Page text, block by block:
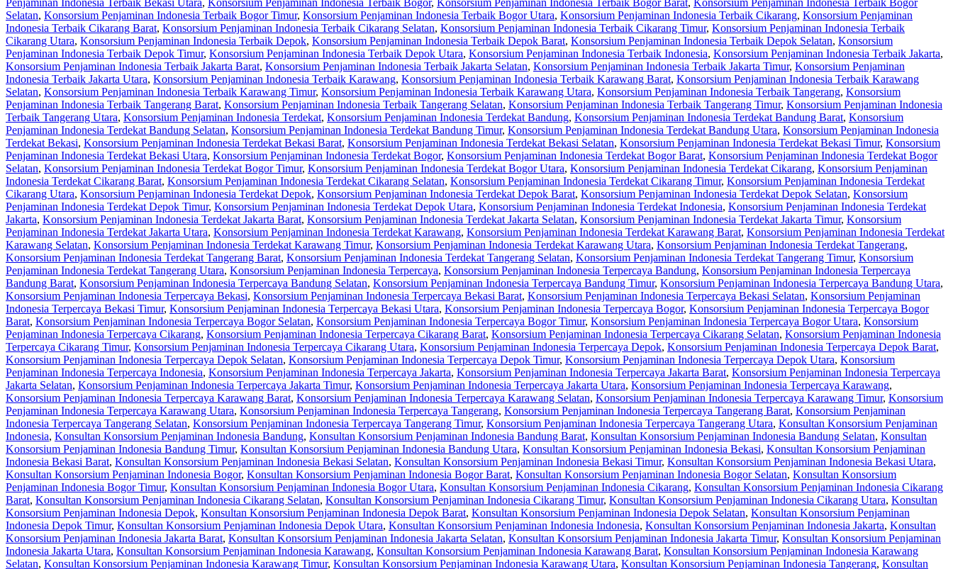
Penjaminan Indonesia Terbaik Bekasi Utara, Konsorsium Penjaminan Indonesia Terbaik Bogor, Konsorsium Penjaminan Indonesia Terbaik Bogor Barat, Konsorsium Penjaminan Indonesia Terbaik Bogor
Selatan, Konsorsium Penjaminan Indonesia Terbaik Bogor Timur, Konsorsium Penjaminan Indonesia Terbaik Bogor Utara, Konsorsium Penjaminan Indonesia Terbaik Cikarang, Konsorsium Penjaminan
Indonesia Terbaik Cikarang Barat, Konsorsium Penjaminan Indonesia Terbaik Cikarang Selatan, Konsorsium Penjaminan Indonesia Terbaik Cikarang Timur, Konsorsium Penjaminan Indonesia Terbaik
Cikarang Utara, Konsorsium Penjaminan Indonesia Terbaik Depok, Konsorsium Penjaminan Indonesia Terbaik Depok Barat, Konsorsium Penjaminan Indonesia Terbaik Depok Selatan, Konsorsium
Penjaminan Indonesia Terbaik Depok Timur, Konsorsium Penjaminan Indonesia Terbaik Depok Utara, Konsorsium Penjaminan Indonesia Terbaik Indonesia, Konsorsium Penjaminan Indonesia Terbaik Jakarta,
Konsorsium Penjaminan Indonesia Terbaik Jakarta Barat, Konsorsium Penjaminan Indonesia Terbaik Jakarta Selatan, Konsorsium Penjaminan Indonesia Terbaik Jakarta Timur, Konsorsium Penjaminan
Indonesia Terbaik Jakarta Utara, Konsorsium Penjaminan Indonesia Terbaik Karawang, Konsorsium Penjaminan Indonesia Terbaik Karawang Barat, Konsorsium Penjaminan Indonesia Terbaik Karawang
Selatan, Konsorsium Penjaminan Indonesia Terbaik Karawang Timur, Konsorsium Penjaminan Indonesia Terbaik Karawang Utara, Konsorsium Penjaminan Indonesia Terbaik Tangerang, Konsorsium
Penjaminan Indonesia Terbaik Tangerang Barat, Konsorsium Penjaminan Indonesia Terbaik Tangerang Selatan, Konsorsium Penjaminan Indonesia Terbaik Tangerang Timur, Konsorsium Penjaminan Indonesia
Terbaik Tangerang Utara, Konsorsium Penjaminan Indonesia Terdekat, Konsorsium Penjaminan Indonesia Terdekat Bandung, Konsorsium Penjaminan Indonesia Terdekat Bandung Barat, Konsorsium
Penjaminan Indonesia Terdekat Bandung Selatan, Konsorsium Penjaminan Indonesia Terdekat Bandung Timur, Konsorsium Penjaminan Indonesia Terdekat Bandung Utara, Konsorsium Penjaminan Indonesia
Terdekat Bekasi, Konsorsium Penjaminan Indonesia Terdekat Bekasi Barat, Konsorsium Penjaminan Indonesia Terdekat Bekasi Selatan, Konsorsium Penjaminan Indonesia Terdekat Bekasi Timur, Konsorsium
Penjaminan Indonesia Terdekat Bekasi Utara, Konsorsium Penjaminan Indonesia Terdekat Bogor, Konsorsium Penjaminan Indonesia Terdekat Bogor Barat, Konsorsium Penjaminan Indonesia Terdekat Bogor
Selatan, Konsorsium Penjaminan Indonesia Terdekat Bogor Timur, Konsorsium Penjaminan Indonesia Terdekat Bogor Utara, Konsorsium Penjaminan Indonesia Terdekat Cikarang, Konsorsium Penjaminan
Indonesia Terdekat Cikarang Barat, Konsorsium Penjaminan Indonesia Terdekat Cikarang Selatan, Konsorsium Penjaminan Indonesia Terdekat Cikarang Timur, Konsorsium Penjaminan Indonesia Terdekat
Cikarang Utara, Konsorsium Penjaminan Indonesia Terdekat Depok, Konsorsium Penjaminan Indonesia Terdekat Depok Barat, Konsorsium Penjaminan Indonesia Terdekat Depok Selatan, Konsorsium
Penjaminan Indonesia Terdekat Depok Timur, Konsorsium Penjaminan Indonesia Terdekat Depok Utara, Konsorsium Penjaminan Indonesia Terdekat Indonesia, Konsorsium Penjaminan Indonesia Terdekat
Jakarta, Konsorsium Penjaminan Indonesia Terdekat Jakarta Barat, Konsorsium Penjaminan Indonesia Terdekat Jakarta Selatan, Konsorsium Penjaminan Indonesia Terdekat Jakarta Timur, Konsorsium
Penjaminan Indonesia Terdekat Jakarta Utara, Konsorsium Penjaminan Indonesia Terdekat Karawang, Konsorsium Penjaminan Indonesia Terdekat Karawang Barat, Konsorsium Penjaminan Indonesia Terdekat
Karawang Selatan, Konsorsium Penjaminan Indonesia Terdekat Karawang Timur, Konsorsium Penjaminan Indonesia Terdekat Karawang Utara, Konsorsium Penjaminan Indonesia Terdekat Tangerang,
Konsorsium Penjaminan Indonesia Terdekat Tangerang Barat, Konsorsium Penjaminan Indonesia Terdekat Tangerang Selatan, Konsorsium Penjaminan Indonesia Terdekat Tangerang Timur, Konsorsium
Penjaminan Indonesia Terdekat Tangerang Utara, Konsorsium Penjaminan Indonesia Terpercaya, Konsorsium Penjaminan Indonesia Terpercaya Bandung, Konsorsium Penjaminan Indonesia Terpercaya
Bandung Barat, Konsorsium Penjaminan Indonesia Terpercaya Bandung Selatan, Konsorsium Penjaminan Indonesia Terpercaya Bandung Timur, Konsorsium Penjaminan Indonesia Terpercaya Bandung Utara,
Konsorsium Penjaminan Indonesia Terpercaya Bekasi, Konsorsium Penjaminan Indonesia Terpercaya Bekasi Barat, Konsorsium Penjaminan Indonesia Terpercaya Bekasi Selatan, Konsorsium Penjaminan
Indonesia Terpercaya Bekasi Timur, Konsorsium Penjaminan Indonesia Terpercaya Bekasi Utara, Konsorsium Penjaminan Indonesia Terpercaya Bogor, Konsorsium Penjaminan Indonesia Terpercaya Bogor
Barat, Konsorsium Penjaminan Indonesia Terpercaya Bogor Selatan, Konsorsium Penjaminan Indonesia Terpercaya Bogor Timur, Konsorsium Penjaminan Indonesia Terpercaya Bogor Utara, Konsorsium
Penjaminan Indonesia Terpercaya Cikarang, Konsorsium Penjaminan Indonesia Terpercaya Cikarang Barat, Konsorsium Penjaminan Indonesia Terpercaya Cikarang Selatan, Konsorsium Penjaminan Indonesia
Terpercaya Cikarang Timur, Konsorsium Penjaminan Indonesia Terpercaya Cikarang Utara, Konsorsium Penjaminan Indonesia Terpercaya Depok, Konsorsium Penjaminan Indonesia Terpercaya Depok Barat,
Konsorsium Penjaminan Indonesia Terpercaya Depok Selatan, Konsorsium Penjaminan Indonesia Terpercaya Depok Timur, Konsorsium Penjaminan Indonesia Terpercaya Depok Utara, Konsorsium
Penjaminan Indonesia Terpercaya Indonesia, Konsorsium Penjaminan Indonesia Terpercaya Jakarta, Konsorsium Penjaminan Indonesia Terpercaya Jakarta Barat, Konsorsium Penjaminan Indonesia Terpercaya
Jakarta Selatan, Konsorsium Penjaminan Indonesia Terpercaya Jakarta Timur, Konsorsium Penjaminan Indonesia Terpercaya Jakarta Utara, Konsorsium Penjaminan Indonesia Terpercaya Karawang,
Konsorsium Penjaminan Indonesia Terpercaya Karawang Barat, Konsorsium Penjaminan Indonesia Terpercaya Karawang Selatan, Konsorsium Penjaminan Indonesia Terpercaya Karawang Timur, Konsorsium
Penjaminan Indonesia Terpercaya Karawang Utara, Konsorsium Penjaminan Indonesia Terpercaya Tangerang, Konsorsium Penjaminan Indonesia Terpercaya Tangerang Barat, Konsorsium Penjaminan
Indonesia Terpercaya Tangerang Selatan, Konsorsium Penjaminan Indonesia Terpercaya Tangerang Timur, Konsorsium Penjaminan Indonesia Terpercaya Tangerang Utara, Konsultan Konsorsium Penjaminan
Indonesia, Konsultan Konsorsium Penjaminan Indonesia Bandung, Konsultan Konsorsium Penjaminan Indonesia Bandung Barat, Konsultan Konsorsium Penjaminan Indonesia Bandung Selatan, Konsultan
Konsorsium Penjaminan Indonesia Bandung Timur, Konsultan Konsorsium Penjaminan Indonesia Bandung Utara, Konsultan Konsorsium Penjaminan Indonesia Bekasi, Konsultan Konsorsium Penjaminan
Indonesia Bekasi Barat, Konsultan Konsorsium Penjaminan Indonesia Bekasi Selatan, Konsultan Konsorsium Penjaminan Indonesia Bekasi Timur, Konsultan Konsorsium Penjaminan Indonesia Bekasi Utara,
Konsultan Konsorsium Penjaminan Indonesia Bogor, Konsultan Konsorsium Penjaminan Indonesia Bogor Barat, Konsultan Konsorsium Penjaminan Indonesia Bogor Selatan, Konsultan Konsorsium
Penjaminan Indonesia Bogor Timur, Konsultan Konsorsium Penjaminan Indonesia Bogor Utara, Konsultan Konsorsium Penjaminan Indonesia Cikarang, Konsultan Konsorsium Penjaminan Indonesia Cikarang
Barat, Konsultan Konsorsium Penjaminan Indonesia Cikarang Selatan, Konsultan Konsorsium Penjaminan Indonesia Cikarang Timur, Konsultan Konsorsium Penjaminan Indonesia Cikarang Utara, Konsultan
Konsorsium Penjaminan Indonesia Depok, Konsultan Konsorsium Penjaminan Indonesia Depok Barat, Konsultan Konsorsium Penjaminan Indonesia Depok Selatan, Konsultan Konsorsium Penjaminan
Indonesia Depok Timur, Konsultan Konsorsium Penjaminan Indonesia Depok Utara, Konsultan Konsorsium Penjaminan Indonesia Indonesia, Konsultan Konsorsium Penjaminan Indonesia Jakarta, Konsultan
Konsorsium Penjaminan Indonesia Jakarta Barat, Konsultan Konsorsium Penjaminan Indonesia Jakarta Selatan, Konsultan Konsorsium Penjaminan Indonesia Jakarta Timur, Konsultan Konsorsium Penjaminan
Indonesia Jakarta Utara, Konsultan Konsorsium Penjaminan Indonesia Karawang, Konsultan Konsorsium Penjaminan Indonesia Karawang Barat, Konsultan Konsorsium Penjaminan Indonesia Karawang
Selatan, Konsultan Konsorsium Penjaminan Indonesia Karawang Timur, Konsultan Konsorsium Penjaminan Indonesia Karawang Utara, Konsultan Konsorsium Penjaminan Indonesia Tangerang, Konsultan